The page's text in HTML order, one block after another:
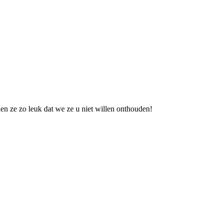
ze zo leuk dat we ze u niet willen onthouden!